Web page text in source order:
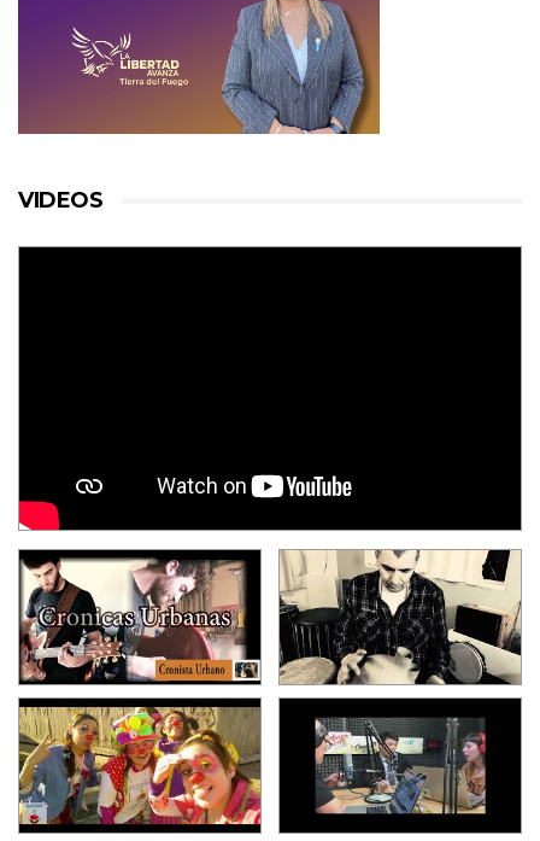
VIDEOS